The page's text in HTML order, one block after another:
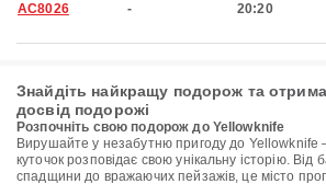
AC8026 - 20:20
Знайдіть найкращу подорож та
досвід подорожі
Розпочніть свою подорож до Yellowknife
Вирушайте у незабутню пригоду до Yellowknife
куточок розповідає свою унікальну історію. Від
спадщини до вражаючих пейзажів, це місто